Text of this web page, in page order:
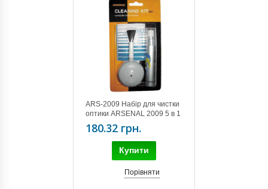
ARS-2009 Набір для чистки
оптики ARSENAL 2009 5 в 1
180.32 грн.
Купити
Порівняти